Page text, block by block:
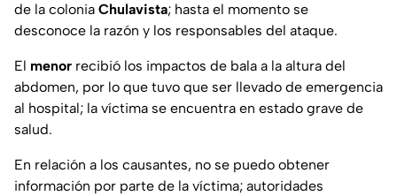
de la colonia Chulavista; hasta el momento se
desconoce la razón y los responsables del ataque.
El menor recibió los impactos de bala a la altura del
abdomen, por lo que tuvo que ser llevado de emergencia
al hospital; la víctima se encuentra en estado grave de
salud.
En relación a los causantes, no se puedo obtener
información por parte de la víctima; autoridades